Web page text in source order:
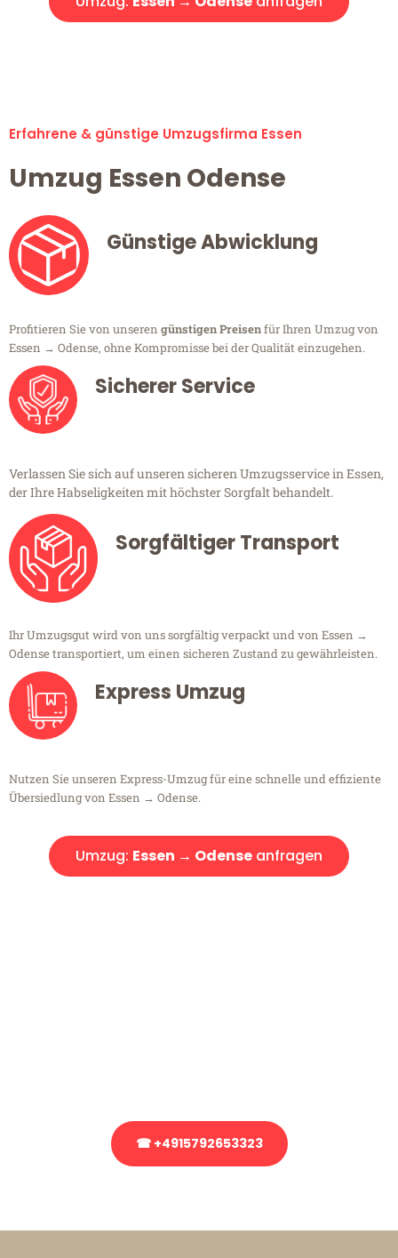
Erfahrene & günstige Umzugsfirma Essen
Umzug Essen Odense
Günstige Abwicklung
Profitieren Sie von unseren günstigen Preisenfür Ihren Umzug von
Essen → Odense, ohne Kompromisse bei der Qualität einzugehen.
Sicherer Service
Verlassen Sie sich auf unseren sicheren Umzugsservice in Essen,
der Ihre Habseligkeiten mit höchster Sorgfalt behandelt.
Sorgfältiger Transport
Ihr Umzugsgut wird von uns sorgfältig verpackt und von Essen →
Odense transportiert, um einen sicheren Zustand zu gewährleisten.
Express Umzug
Nutzen Sie unseren Express-Umzug für eine schnelle und effiziente
Übersiedlung von Essen → Odense.
Umzug: Essen → Odense anfragen
☎ +4915792653323